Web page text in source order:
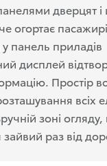
дверцят
огортає
у панель приладів
дисплей
Простір
всіх
зоні
зайвий раз від